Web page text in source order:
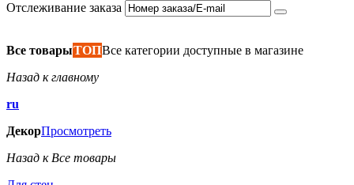
Отслеживание заказа
Все товарыТОПВсе категории доступные в магазине
Назад к главному
ru
ДекорПросмотреть
Назад к Все товары